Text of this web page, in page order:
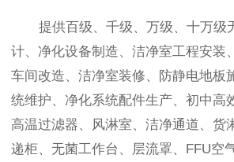
提供百级、千级、万级、十万级
计、净化设备制造、洁净室工程安装
车间改造、洁净室装修、防静电地板
统维护、净化系统配件生产、初中高
高温过滤器、风淋室、洁净通道、货
递柜、无菌工作台、层流罩、FFU空